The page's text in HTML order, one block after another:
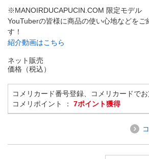
※MANOIRDUCAPUCIN.COM 限定モデル
YouTuberの皆様に商品の使い心地などをご
す！
紹介動画はこちら
ネット販売
価格（税込）
コメリカード番号登録、コメリカードで
コメリポイント ： 7ポイント獲得